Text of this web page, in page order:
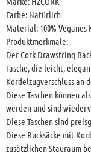
Farbe: Natürlich
Material: 100% Veganes
Produktmerkmale:
Der Cork Drawstring
Tasche, die leicht,
Kordelzugverschluss an
Diese Taschen können
werden und sind
Diese Taschen sind
Diese Rucksäcke mit
zusätzlichen Stauraum